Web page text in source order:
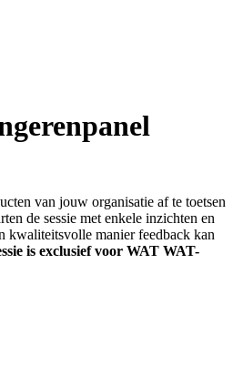
van jouw organisatie af te toetsen
de sessie met enkele inzichten en
kwaliteitsvolle manier feedback kan
is exclusief voor WAT WAT-